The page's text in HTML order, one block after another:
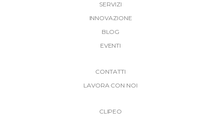
SERVIZI
INNOVAZIONE
BLOG
EVENTI
CONTATTI
LAVORA CON NOI
CLIPEO